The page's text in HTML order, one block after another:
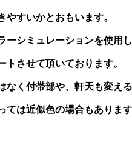
すいかとおもいます。
ーシミュレーションを使用
させて頂いております。
なく付帯部や、軒天も変え
ては近似色の場合もあります